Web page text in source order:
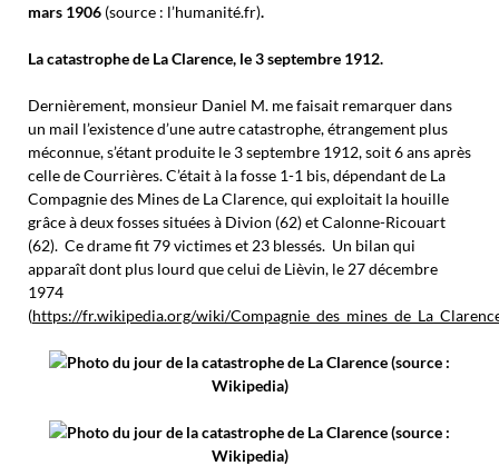
mars 1906 (source : l’humanité.fr).
La catastrophe de La Clarence, le 3 septembre 1912.
Dernièrement, monsieur Daniel M. me faisait remarquer dans
un mail l’existence d’une autre catastrophe, étrangement plus
méconnue, s’étant produite le 3 septembre 1912, soit 6 ans après
celle de Courrières. C’était à la fosse 1-1 bis, dépendant de La
Compagnie des Mines de La Clarence, qui exploitait la houille
grâce à deux fosses situées à Divion (62) et Calonne-Ricouart
(62). Ce drame fit 79 victimes et 23 blessés. Un bilan qui
apparaît dont plus lourd que celui de Lièvin, le 27 décembre
1974
(https://fr.wikipedia.org/wiki/
Photo du jour de la catastrophe de La Clarence (source :
Wikipedia)
Photo du jour de la catastrophe de La Clarence (source :
Wikipedia)